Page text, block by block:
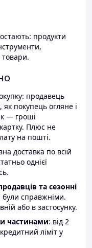
продукти
товари.
продавець
покупець огляне і
— гроші
Плюс не
на пошті.
доставка по всій
однієї
та сезонні
справжніми.
або в застосунку.
частинами: від 2
ліміт у